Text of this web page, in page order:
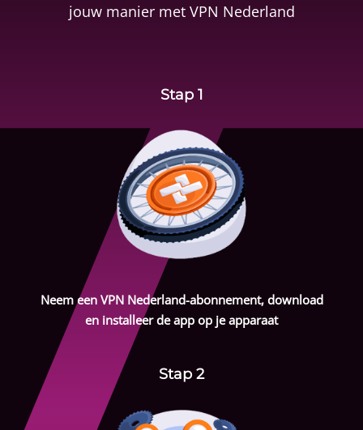
jouw manier met VPN Nederland
Stap 1
Neem een VPN Nederland-abonnement, download
en installeer de app op je apparaat
Stap 2